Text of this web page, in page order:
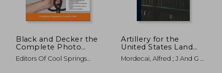
45%
dcto. $ 47.56 $
Black and Decker the
Complete Photo
Guide to Plumbing
8th Edition:
Editors Of Cool Springs
Artillery for the
United States Land
Service (en Inglés)
Mordecai, Alfred ; J And G S